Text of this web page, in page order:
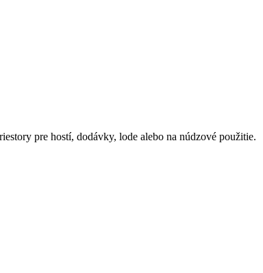
pre hostí, dodávky, lode alebo na núdzové použitie.